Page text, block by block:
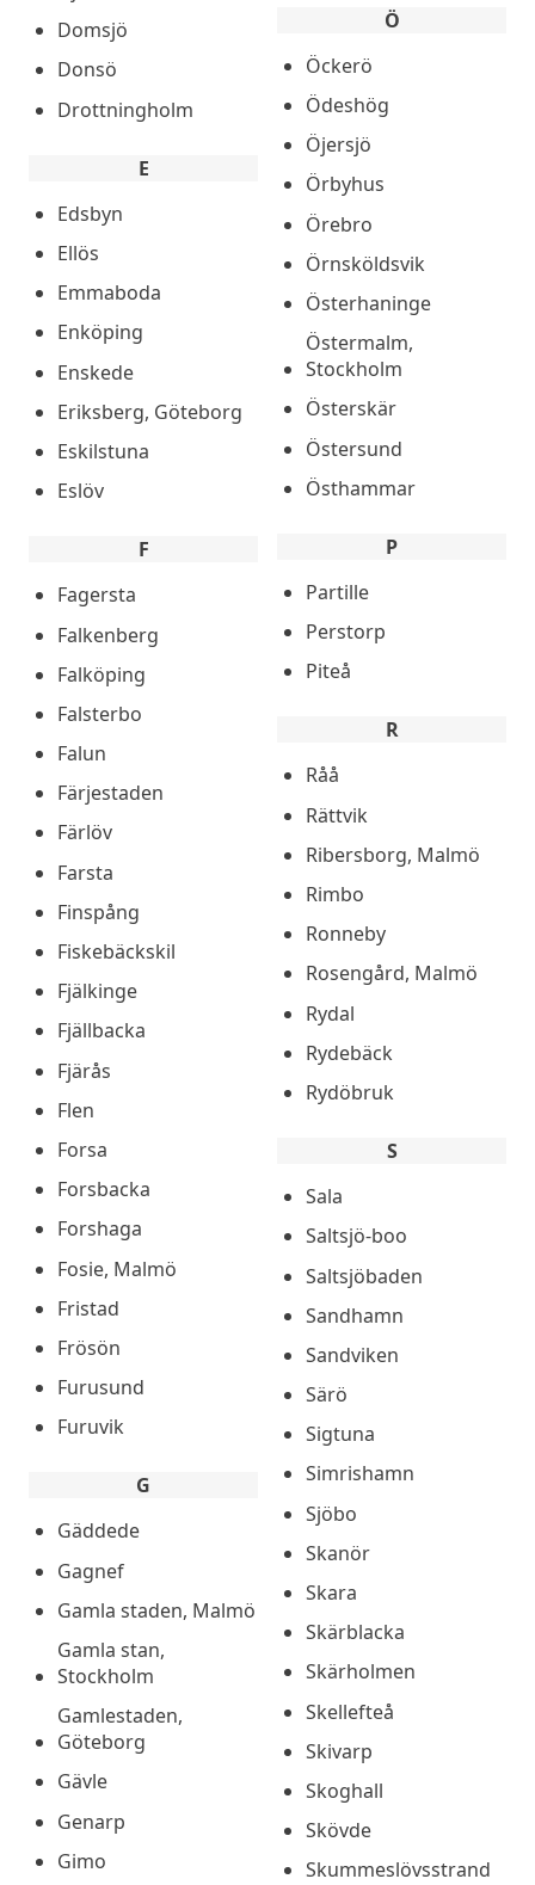
Domsjö
Donsö
Drottningholm
E
Edsbyn
Ellös
Emmaboda
Enköping
Enskede
Eriksberg, Göteborg
Eskilstuna
Eslöv
F
Fagersta
Falkenberg
Falköping
Falsterbo
Falun
Färjestaden
Färlöv
Farsta
Finspång
Fiskebäckskil
Fjälkinge
Fjällbacka
Fjärås
Flen
Forsa
Forsbacka
Forshaga
Fosie, Malmö
Fristad
Frösön
Furusund
Furuvik
G
Gäddede
Gagnef
Gamla staden, Malmö
Gamla stan,
Stockholm
Gamlestaden,
Göteborg
Gävle
Genarp
Gimo
Ö
Öckerö
Ödeshög
Öjersjö
Örbyhus
Örebro
Örnsköldsvik
Österhaninge
Östermalm,
Stockholm
Österskär
Östersund
Östhammar
P
Partille
Perstorp
Piteå
R
Råå
Rättvik
Ribersborg, Malmö
Rimbo
Ronneby
Rosengård, Malmö
Rydal
Rydebäck
Rydöbruk
S
Sala
Saltsjö-boo
Saltsjöbaden
Sandhamn
Sandviken
Särö
Sigtuna
Simrishamn
Sjöbo
Skanör
Skara
Skärblacka
Skärholmen
Skellefteå
Skivarp
Skoghall
Skövde
Skummeslövsstrand